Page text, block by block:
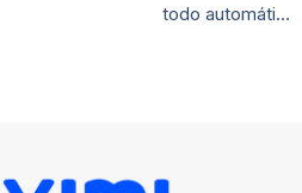
todo automáti…